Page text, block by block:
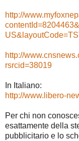
http://
http://
rsrcid=38019
In Italiano:
http://www.libero-
Per chi non
esattamente della
pubblicitario e lo